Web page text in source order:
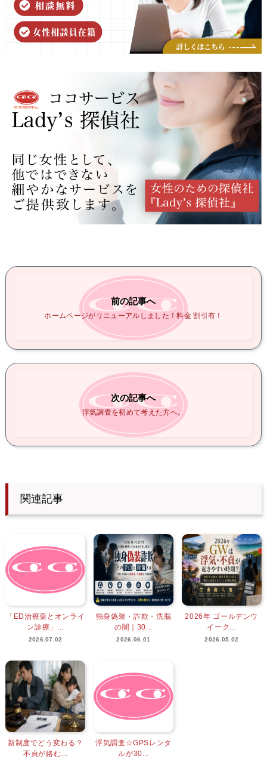
前の記事へ
ホームページがリニューアルしました！料金 割引有！
次の記事へ
浮気調査を初めて考えた方へ。
関連記事
「ED治療薬とオンライ
ン診療」...
2026.07.02
独身偽装・詐欺・洗脳
の闇｜30...
2026.06.01
2026年 ゴールデンウ
イーク...
2026.05.02
新制度でどう変わる？
不貞が絡む...
浮気調査☆GPSレンタ
ルが30...